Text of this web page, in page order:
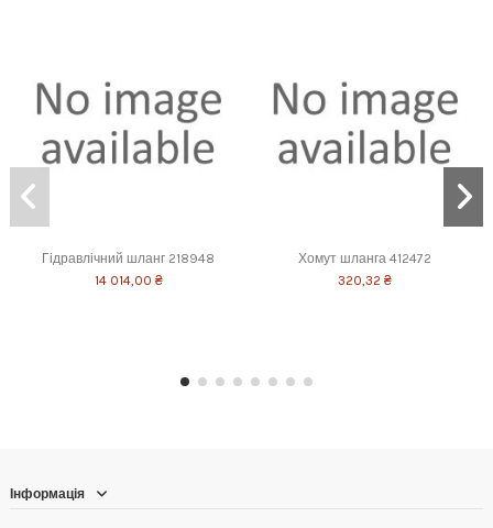
Гідравлічний шланг 218948
14 014,00 ₴
Хомут шланга 412472
320,32 ₴
Інформація